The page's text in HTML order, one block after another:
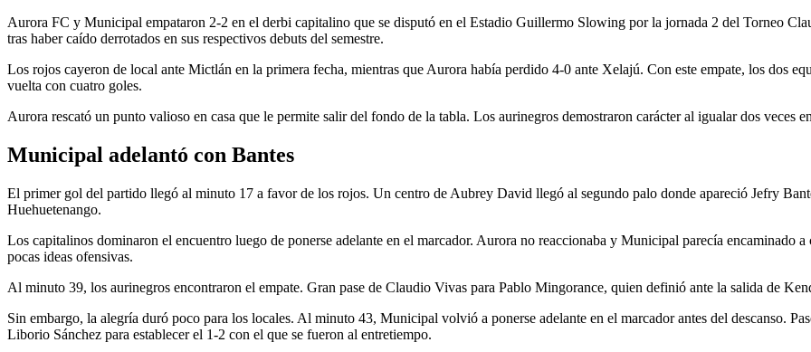
Aurora FC y Municipal empataron 2-2 en el derbi capitalino que se disputó en el Estadio Guillermo Slowing por la jornada 2 del Torneo
tras haber caído derrotados en sus respectivos debuts del semestre.
Los rojos cayeron de local ante Mictlán en la primera fecha, mientras que Aurora había perdido 4-0 ante Xelajú. Con este empate, los dos
vuelta con cuatro goles.
Aurora rescató un punto valioso en casa que le permite salir del fondo de la tabla. Los aurinegros demostraron carácter al igualar dos veces
Municipal adelantó con Bantes
El primer gol del partido llegó al minuto 17 a favor de los rojos. Un centro de Aubrey David llegó al segundo palo donde apareció Jefry
Huehuetenango.
Los capitalinos dominaron el encuentro luego de ponerse adelante en el marcador. Aurora no reaccionaba y Municipal parecía encaminado
pocas ideas ofensivas.
Al minuto 39, los aurinegros encontraron el empate. Gran pase de Claudio Vivas para Pablo Mingorance, quien definió ante la salida de
Sin embargo, la alegría duró poco para los locales. Al minuto 43, Municipal volvió a ponerse adelante en el marcador antes del descanso.
Liborio Sánchez para establecer el 1-2 con el que se fueron al entretiempo.